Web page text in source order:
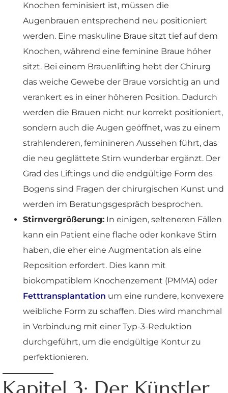
Knochen feminisiert ist, müssen die
Augenbrauen entsprechend neu positioniert
werden. Eine maskuline Braue sitzt tief auf dem
Knochen, während eine feminine Braue höher
sitzt. Bei einem Brauenlifting hebt der Chirurg
das weiche Gewebe der Braue vorsichtig an und
verankert es in einer höheren Position. Dadurch
werden die Brauen nicht nur korrekt positioniert,
sondern auch die Augen geöffnet, was zu einem
strahlenderen, feminineren Aussehen führt, das
die neu geglättete Stirn wunderbar ergänzt. Der
Grad des Liftings und die endgültige Form des
Bogens sind Fragen der chirurgischen Kunst und
werden im Beratungsgespräch besprochen.
Stirnvergrößerung: In einigen, selteneren Fällen
kann ein Patient eine flache oder konkave Stirn
haben, die eher eine Augmentation als eine
Reposition erfordert. Dies kann mit
biokompatiblem Knochenzement (PMMA) oder
Fetttransplantation um eine rundere, konvexere
weibliche Form zu schaffen. Dies wird manchmal
in Verbindung mit einer Typ-3-Reduktion
durchgeführt, um die endgültige Kontur zu
perfektionieren.